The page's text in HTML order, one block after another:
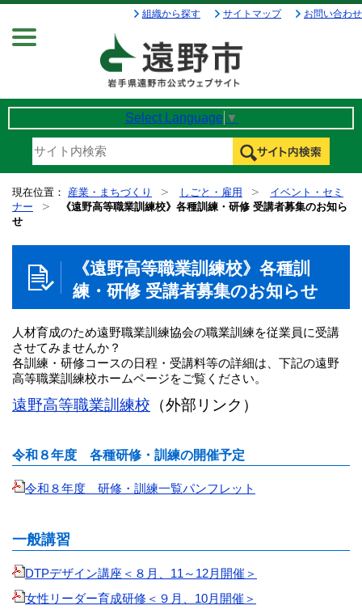
組織から探す サイトマップ お問い合わせ
Select Language ▼
現在位置： 産業・まちづくり しごと・雇用
イベント・セミ
ナー
《遠野高等職業訓練校》各種訓練・研修 受講者募集のお知ら
せ
《遠野高等職業訓練校》各種訓
練・研修 受講者募集のお知らせ
人材育成のため遠野職業訓練協会の職業訓練を従業員に受講
させてみませんか？
各訓練・研修コースの日程・受講料等の詳細は、下記の遠野
高等職業訓練校ホームページをご覧ください。
遠野高等職業訓練校 （外部リンク）
令和８年度 各種研修・訓練の開催予定
令和８年度 研修・訓練一覧パンフレット
一般講習
DTPデザイン講座＜８月、11～12月開催＞
女性リーダー育成研修＜９月、10月開催＞